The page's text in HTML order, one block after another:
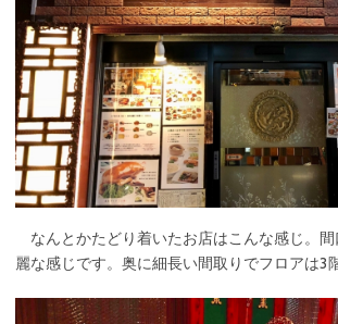
なんとかたどり着いたお店はこんな感じ。
麗な感じです。奥に細長い間取りでフロアは3